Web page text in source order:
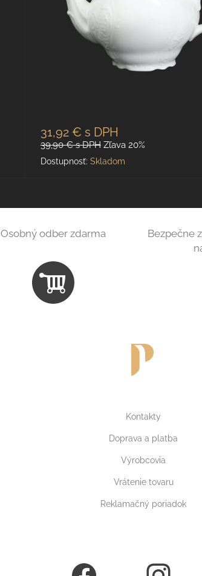
31,92 € s DPH
39,90 €s DPH Zľava 20%
Dostupnosť: Skladom
Osobný odber zdarma
Bezpečne
Kontakty
Doprava a platba
Výrobcovia
Vrátenie tovaru
Reklamačný poriadok